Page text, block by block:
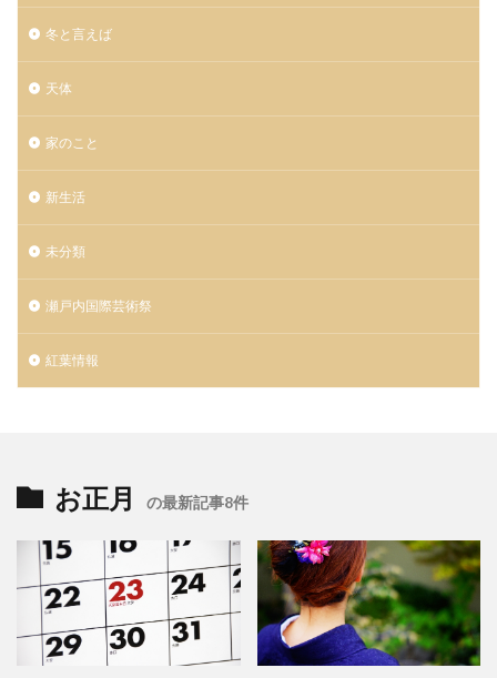
冬と言えば
天体
家のこと
新生活
未分類
瀬戸内国際芸術祭
紅葉情報
お正月 の最新記事8件